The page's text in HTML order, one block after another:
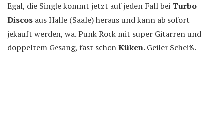
Egal, die Single kommt jetzt auf jeden Fall bei Turbo
Discos aus Halle (Saale) heraus und kann ab sofort
jekauft werden, wa. Punk Rock mit super Gitarren und
doppeltem Gesang, fast schonKüken. Geiler Scheiß.